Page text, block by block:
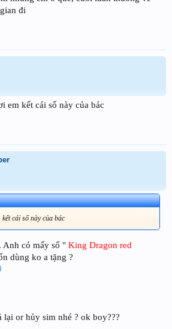
đi
em kết cái số này của bác
cái số này của bác
có mấy số " King Dragon red
dùng ko a tặng ?
lại or hủy sim nhé ? ok boy???